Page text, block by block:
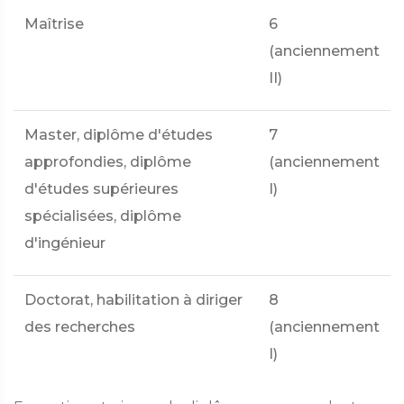
Maîtrise
6
(anciennement
II)
Master, diplôme d'études
approfondies, diplôme
d'études supérieures
spécialisées, diplôme
d'ingénieur
7
(anciennement
I)
Doctorat, habilitation à diriger
des recherches
8
(anciennement
I)